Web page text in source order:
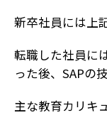
新卒社員には上
転職した社員に
った後、SAPの
主な教育カリキ